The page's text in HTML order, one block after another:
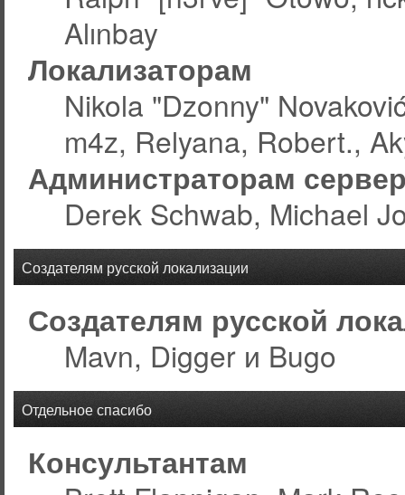
Alınbay
Локализаторам
Nikola "Dzonny"
m4z, Relyana, Robert.,
Администраторам
Derek Schwab, Michael
Создателям русской локализации
Создателям русской
Mavn, Digger и Bugo
Отдельное спасибо
Консультантам